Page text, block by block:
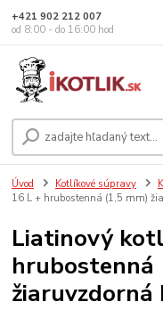
+421 902 212 007
od 8:00 - do 16:00 hod
Úvod Kotlíkové súpravy
16 L + hrubostenná (1,5 mm)
Liatinový
hrubostenná
žiaruvzdorná